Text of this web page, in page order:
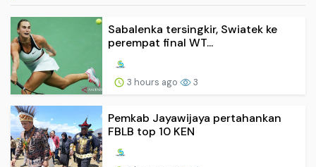
Sabalenka tersingkir, Swiatek ke
perempat final WT...
3 hours ago 3
Pemkab Jayawijaya pertahankan
FBLB top 10 KEN